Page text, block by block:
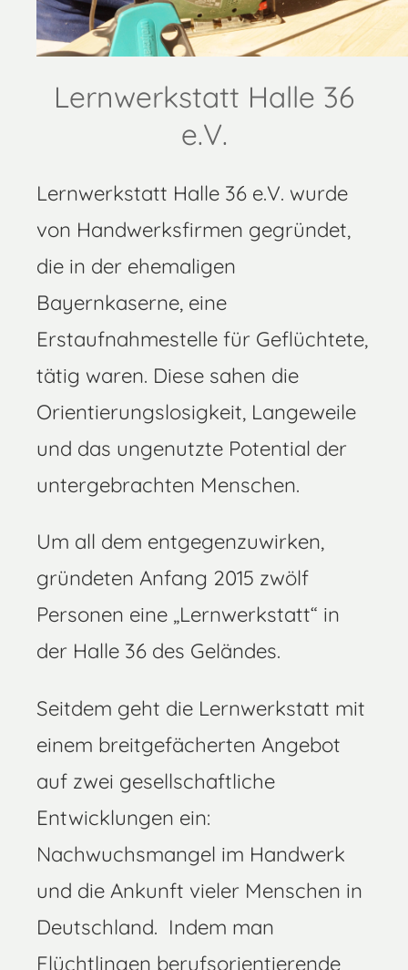
Lernwerkstatt Halle 36
e.V.
Lernwerkstatt Halle 36 e.V. wurde
von Handwerksfirmen gegründet,
die in der ehemaligen
Bayernkaserne, eine
Erstaufnahmestelle für Geflüchtete,
tätig waren. Diese sahen die
Orientierungslosigkeit, Langeweile
und das ungenutzte Potential der
untergebrachten Menschen.
Um all dem entgegenzuwirken,
gründeten Anfang 2015 zwölf
Personen eine „Lernwerkstatt“ in
der Halle 36 des Geländes.
Seitdem geht die Lernwerkstatt mit
einem breitgefächerten Angebot
auf zwei gesellschaftliche
Entwicklungen ein:
Nachwuchsmangel im Handwerk
und die Ankunft vieler Menschen in
Deutschland. Indem man
Flüchtlingen berufsorientierende